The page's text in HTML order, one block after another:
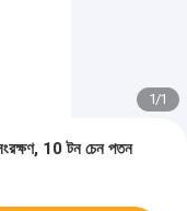
1/1
10 টন চেন পতন